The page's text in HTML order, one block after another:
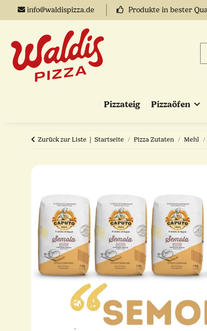
info@waldispizza.de Produkte in bester
Pizzateig Pizzaöfen
Zurück zur Liste Startseite Pizza Zutaten Mehl